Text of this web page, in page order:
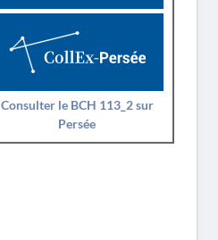
Consulter le BCH 113_2 sur
Persée